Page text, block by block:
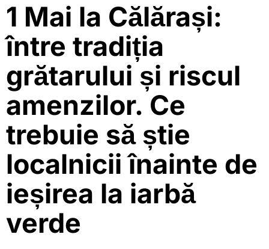
1 Mai la Călărași:
între tradiția
grătarului și riscul
amenzilor. Ce
trebuie să știe
localnicii înainte de
ieșirea la iarbă
verde